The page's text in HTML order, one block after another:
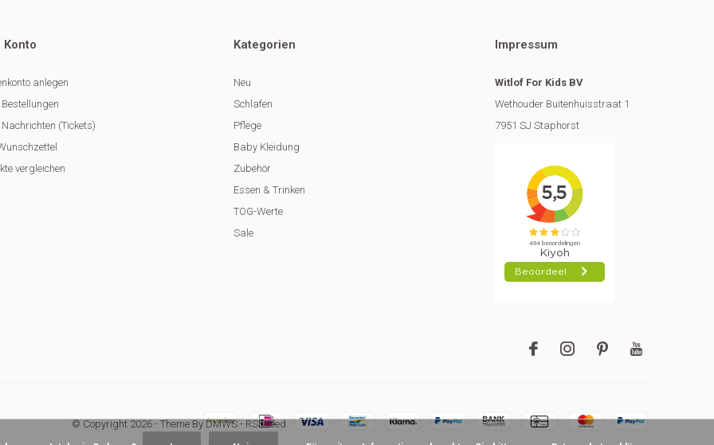
Konto
anlegen
(Tickets)
vergleichen
Kategorien
Neu
Schlafen
Pflege
Baby Kleidung
Zubehör
Essen & Trinken
TOG-Werte
Sale
Impressum
Witlof For Kids BV
Wethouder Buitenhuisstraat 1
7951 SJ Staphorst
© Copyright 2026- Theme By DMWS- RSS feed